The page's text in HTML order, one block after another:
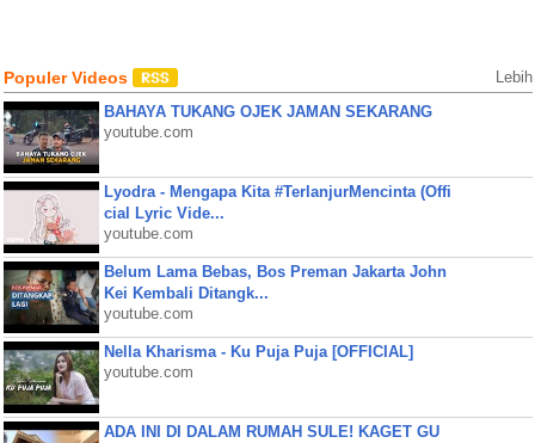
Populer Videos Lebih
BAHAYA TUKANG OJEK JAMAN SEKARANG
youtube.com
Lyodra - Mengapa Kita #TerlanjurMencinta (Offi
cial Lyric Vide...
youtube.com
Belum Lama Bebas, Bos Preman Jakarta John
Kei Kembali Ditangk...
youtube.com
Nella Kharisma - Ku Puja Puja [OFFICIAL]
youtube.com
ADA INI DI DALAM RUMAH SULE! KAGET GU